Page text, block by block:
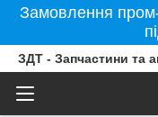
Замовлення
ЗДТ - Запчастини та